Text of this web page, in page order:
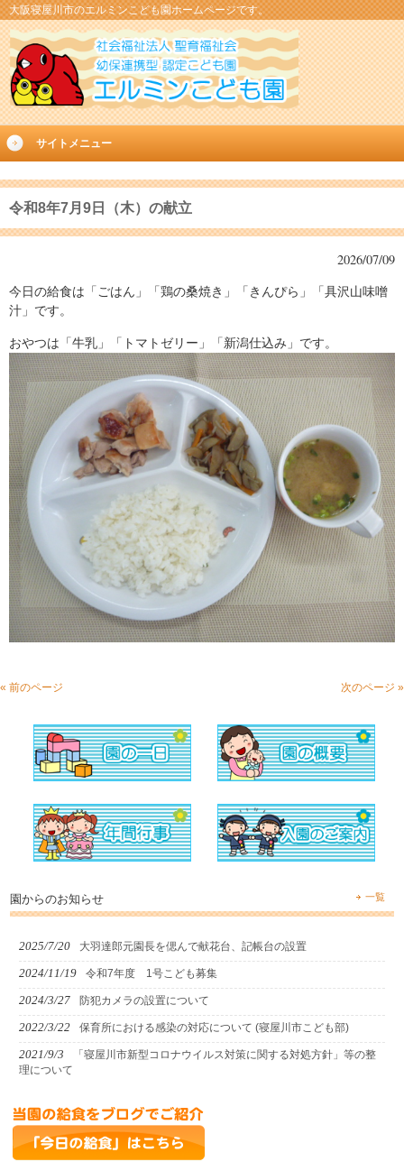
大阪寝屋川市のエルミンこども園ホームページです。
サイトメニュー
令和8年7月9日（木）の献立
2026/07/09
今日の給食は「ごはん」「鶏の桑焼き」「きんぴら」「具沢山味噌
汁」です。
おやつは「牛乳」「トマトゼリー」「新潟仕込み」です。
« 前のページ 次のページ »
園からのお知らせ 一覧
2025/7/20 大羽達郎元園長を偲んで献花台、記帳台の設置
2024/11/19 令和7年度 1号こども募集
2024/3/27 防犯カメラの設置について
2022/3/22 保育所における感染の対応について (寝屋川市こども部)
2021/9/3
「寝屋川市新型コロナウイルス対策に関する対処方針」等の整
理について